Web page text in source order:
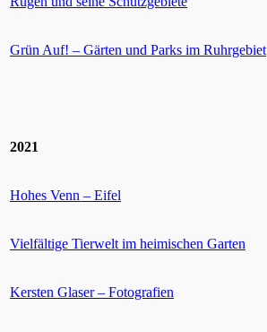
Grün Auf! – Gärten und Parks im Ruhrgebiet
2021
Hohes Venn – Eifel
Vielfältige Tierwelt im heimischen Garten
Kersten Glaser – Fotografien